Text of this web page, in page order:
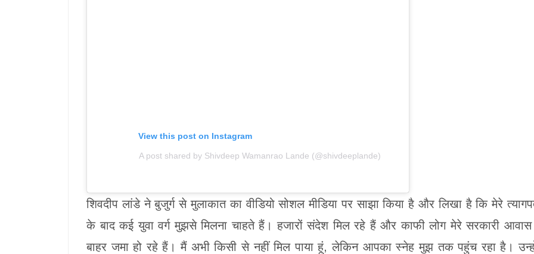
View this post on Instagram
A post shared by Shivdeep Wamanrao Lande (@shivdeeplande)
शिवदीप लांडे ने बुजुर्ग से मुलाकात का वीडियो सोशल मीडिया पर साझा किया है और लिखा है कि मेरे
के बाद कई युवा वर्ग मुझसे मिलना चाहते हैं। हजारों संदेश मिल रहे हैं और काफी लोग मेरे सरकारी
बाहर जमा हो रहे हैं। मैं अभी किसी से नहीं मिल पाया हूं, लेकिन आपका स्नेह मुझ तक पहुंच रहा है।